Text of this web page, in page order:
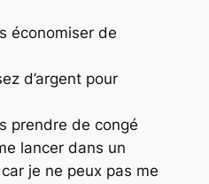
économiser de
d’argent pour
prendre de congé
lancer dans un
je ne peux pas me